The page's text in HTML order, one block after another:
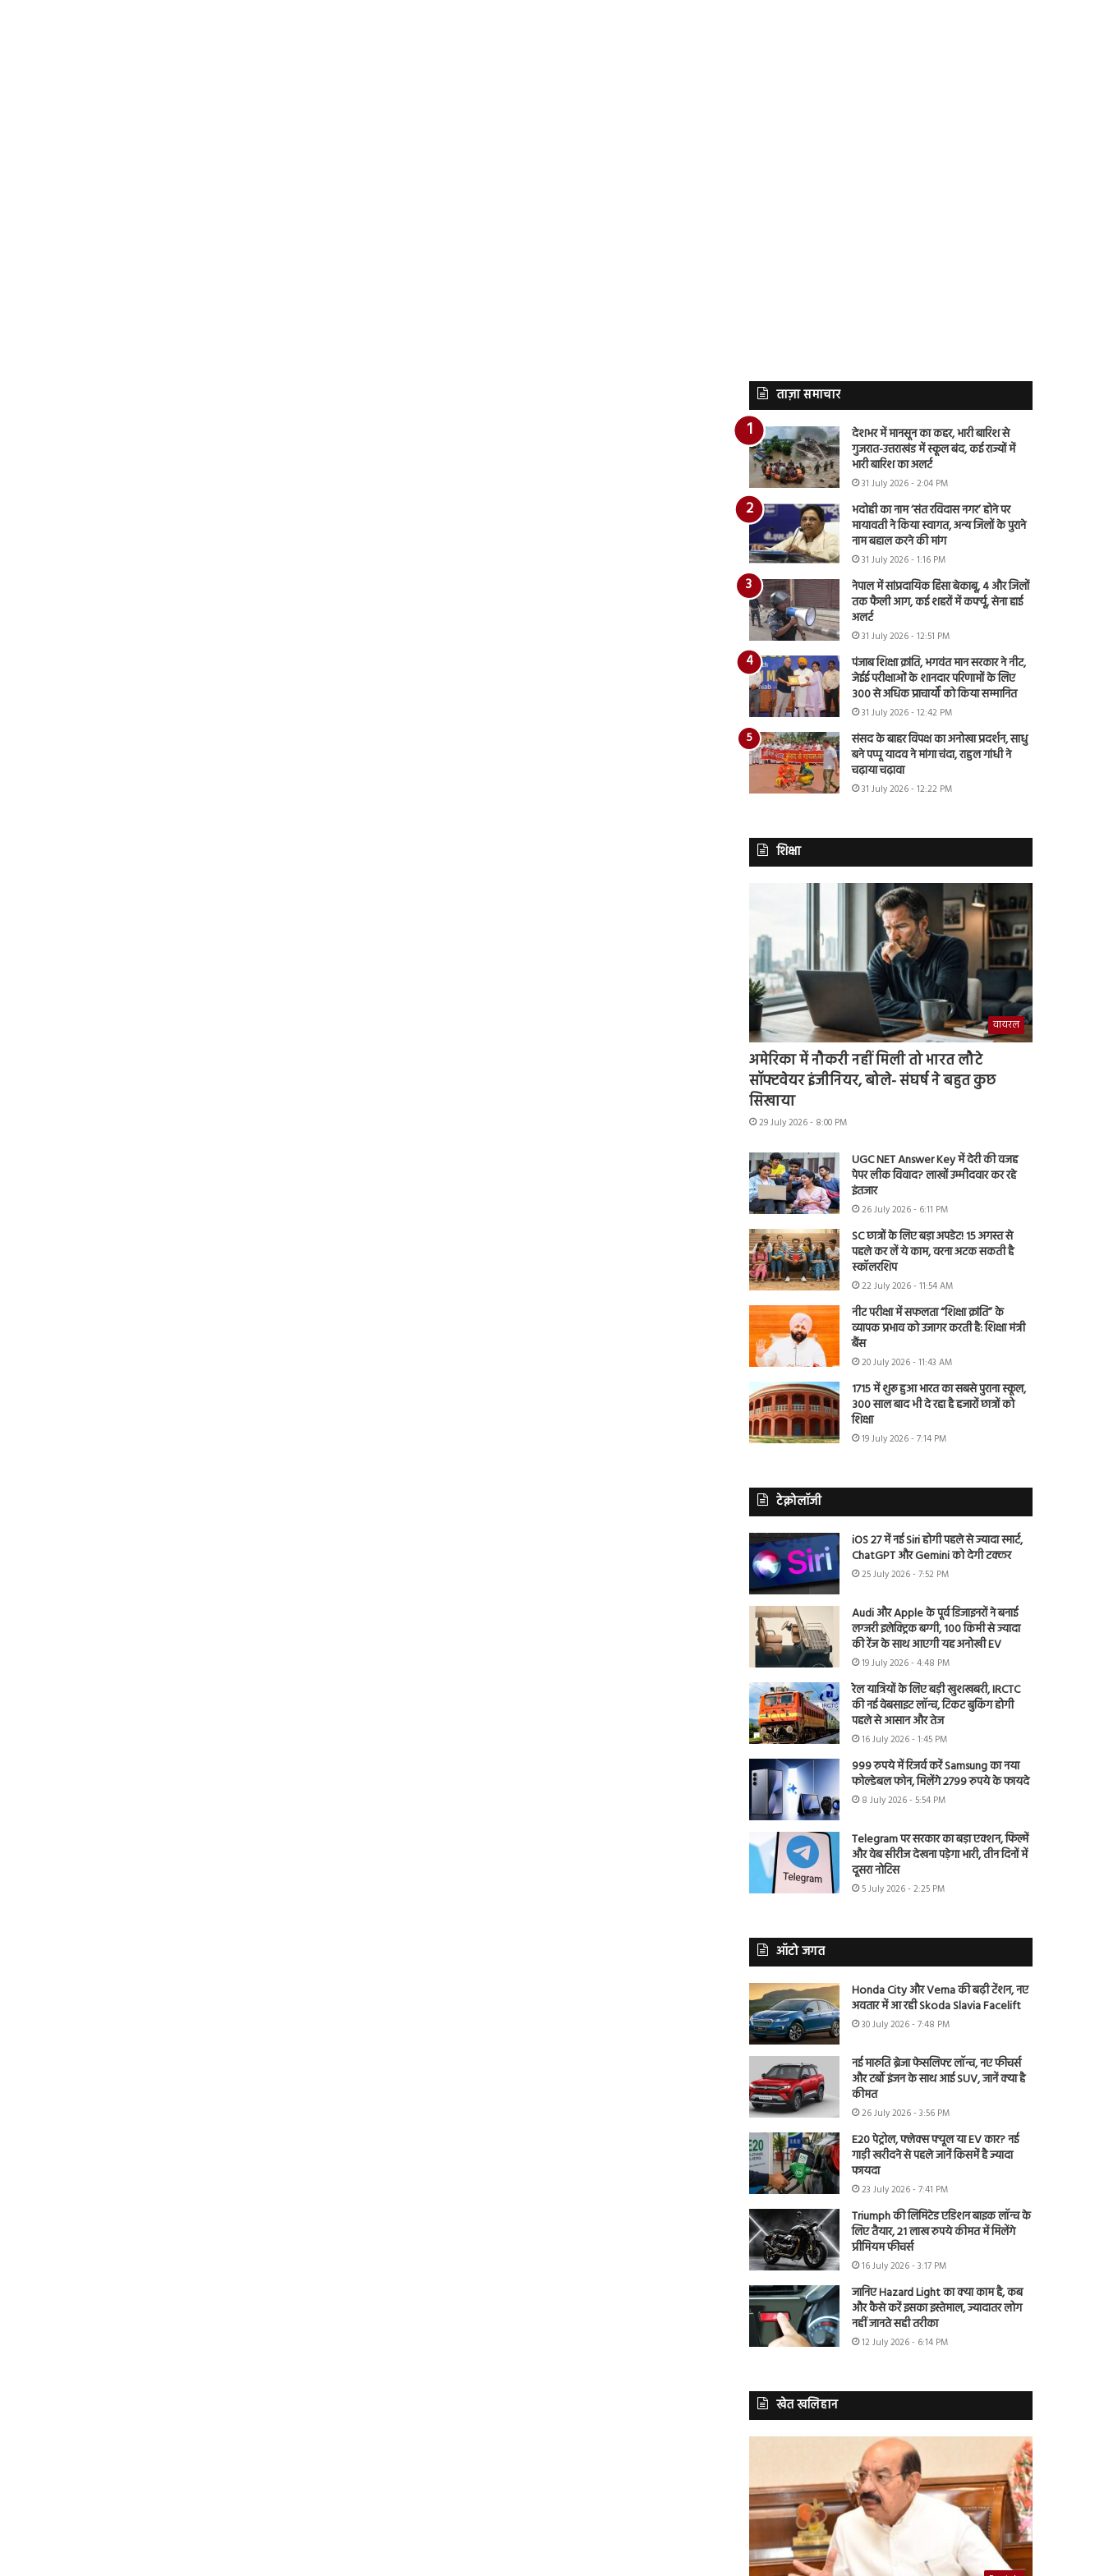
ताज़ा समाचार
देशभर में मानसून का कहर, भारी बारिश से
गुजरात-उत्तराखंड में स्कूल बंद, कई राज्यों में
भारी बारिश का अलर्ट
31 July 2026 - 2:04 PM
भदोही का नाम ‘संत रविदास नगर’ होने पर
मायावती ने किया स्वागत, अन्य जिलों के पुराने
नाम बहाल करने की मांग
31 July 2026 - 1:16 PM
नेपाल में सांप्रदायिक हिंसा बेकाबू, 4 और जिलों
तक फैली आग, कई शहरों में कर्फ्यू, सेना हाई
अलर्ट
31 July 2026 - 12:51 PM
पंजाब शिक्षा क्रांति, भगवंत मान सरकार ने नीट,
जेईई परीक्षाओं के शानदार परिणामों के लिए
300 से अधिक प्राचार्यों को किया सम्मानित
31 July 2026 - 12:42 PM
संसद के बाहर विपक्ष का अनोखा प्रदर्शन, साधु
बने पप्पू यादव ने मांगा चंदा, राहुल गांधी ने
चढ़ाया चढ़ावा
31 July 2026 - 12:22 PM
शिक्षा
वायरल
अमेरिका में नौकरी नहीं मिली तो भारत लौटे
सॉफ्टवेयर इंजीनियर, बोले- संघर्ष ने बहुत कुछ
सिखाया
29 July 2026 - 8:00 PM
UGC NET Answer Key में देरी की वजह
पेपर लीक विवाद? लाखों उम्मीदवार कर रहे
इंतजार
26 July 2026 - 6:11 PM
SC छात्रों के लिए बड़ा अपडेट! 15 अगस्त से
पहले कर लें ये काम, वरना अटक सकती है
स्कॉलरशिप
22 July 2026 - 11:54 AM
नीट परीक्षा में सफलता “शिक्षा क्रांति” के
व्यापक प्रभाव को उजागर करती है: शिक्षा मंत्री
बैंस
20 July 2026 - 11:43 AM
1715 में शुरू हुआ भारत का सबसे पुराना स्कूल,
300 साल बाद भी दे रहा है हजारों छात्रों को
शिक्षा
19 July 2026 - 7:14 PM
टेक्नोलॉजी
iOS 27 में नई Siri होगी पहले से ज्यादा स्मार्ट,
ChatGPT और Gemini को देगी टक्कर
25 July 2026 - 7:52 PM
Audi और Apple के पूर्व डिजाइनरों ने बनाई
लग्जरी इलेक्ट्रिक बग्गी, 100 किमी से ज्यादा
की रेंज के साथ आएगी यह अनोखी EV
19 July 2026 - 4:48 PM
रेल यात्रियों के लिए बड़ी खुशखबरी, IRCTC
की नई वेबसाइट लॉन्च, टिकट बुकिंग होगी
पहले से आसान और तेज
16 July 2026 - 1:45 PM
999 रुपये में रिजर्व करें Samsung का नया
फोल्डेबल फोन, मिलेंगे 2799 रुपये के फायदे
8 July 2026 - 5:54 PM
Telegram पर सरकार का बड़ा एक्शन, फिल्में
और वेब सीरीज देखना पड़ेगा भारी, तीन दिनों में
दूसरा नोटिस
5 July 2026 - 2:25 PM
ऑटो जगत
Honda City और Verna की बढ़ी टेंशन, नए
अवतार में आ रही Skoda Slavia Facelift
30 July 2026 - 7:48 PM
नई मारुति ब्रेजा फेसलिफ्ट लॉन्च, नए फीचर्स
और टर्बो इंजन के साथ आई SUV, जानें क्या है
कीमत
26 July 2026 - 3:56 PM
E20 पेट्रोल, फ्लेक्स फ्यूल या EV कार? नई
गाड़ी खरीदने से पहले जानें किसमें है ज्यादा
फायदा
23 July 2026 - 7:41 PM
Triumph की लिमिटेड एडिशन बाइक लॉन्च के
लिए तैयार, 21 लाख रुपये कीमत में मिलेंगे
प्रीमियम फीचर्स
16 July 2026 - 3:17 PM
जानिए Hazard Light का क्या काम है, कब
और कैसे करें इसका इस्तेमाल, ज्यादातर लोग
नहीं जानते सही तरीका
12 July 2026 - 6:14 PM
खेत खलिहान